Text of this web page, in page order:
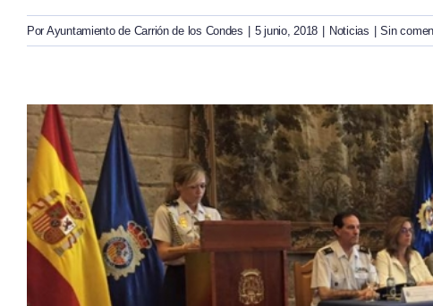
Por Ayuntamiento de Carrión de los Condes 5 junio, 2018 Noticias Sin